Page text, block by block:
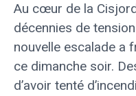
Au cœur de la
décennies de
nouvelle escalade a
ce dimanche soir.
d’avoir tenté